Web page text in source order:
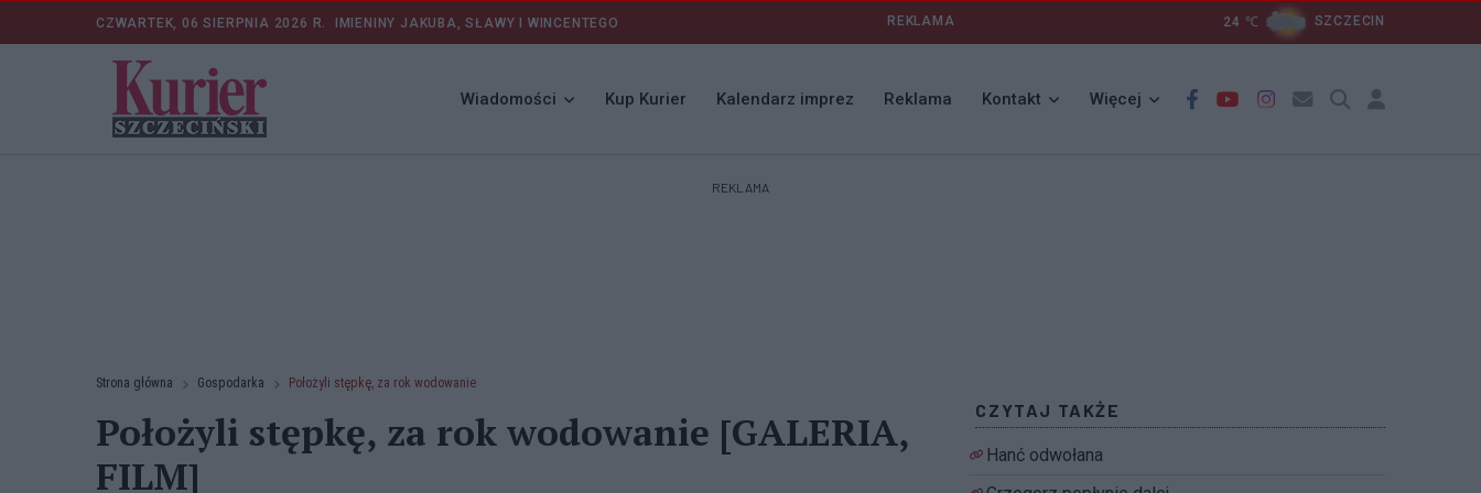
CZWARTEK, 06 SIERPNIA 2026 R. IMIENINY JAKUBA, SŁAWY I WINCENTEGO REKLAMA 24 ℃ SZCZECIN
Wiadomości Kup Kurier Kalendarz imprez Reklama Kontakt Więcej
REKLAMA
Strona główna Gospodarka Położyli stępkę, za rok wodowanie
Położyli stępkę, za rok wodowanie [GALERIA,
FILM]
CZYTAJ TAKŻE
Hanć odwołana